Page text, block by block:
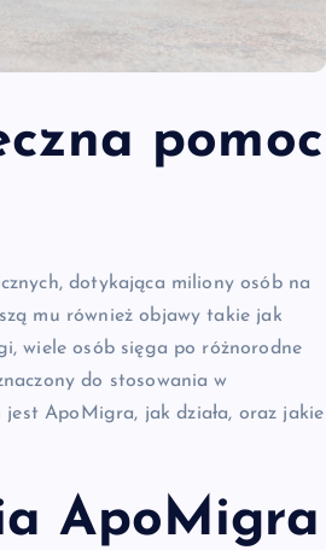
pomoc
dotykająca miliony osób na
mu również objawy takie jak
wiele osób sięga po różnorodne
do stosowania w
ApoMigra, jak działa, oraz jakie
ApoMigra